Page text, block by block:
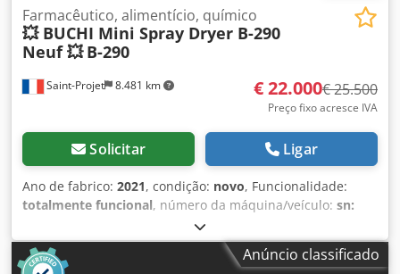
Saint-Projet 8.481 km
Farmacêutico, alimentício, químico
💥 BUCHI Mini Spray Dryer B-290
Neuf 💥 B-290
€ 22.000€ 25.500
Preço fixo acresce IVA
Solicitar Ligar
Ano de fabrico: 2021, condição: novo, Funcionalidade:
totalmente funcional, número da máquina/veículo: sn:
, Este é um mini secador por atomização Büchi
B-290 (Mini Spray Dryer), um equipamento de alta
qualidade adequado para diversos processosAnúncio classificado